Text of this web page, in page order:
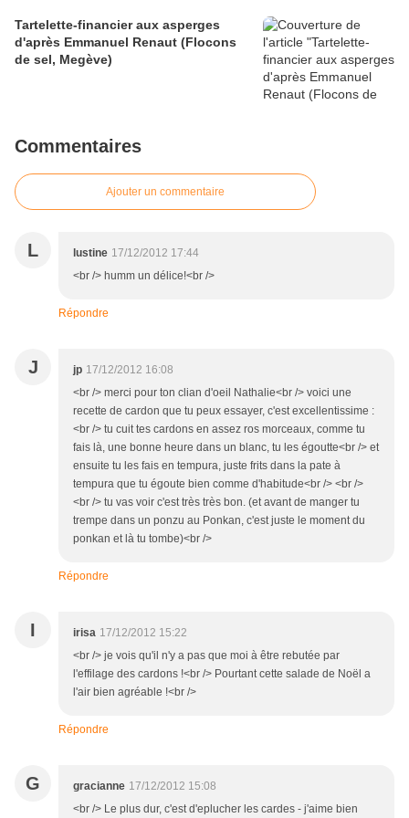
Tartelette-financier aux asperges
d'après Emmanuel Renaut (Flocons
de sel, Megève)
Commentaires
Ajouter un commentaire
L lustine 17/12/2012 17:44
<br /> humm un délice!<br />
Répondre
J jp 17/12/2012 16:08
<br /> merci pour ton clian d'oeil Nathalie<br /> voici une
recette de cardon que tu peux essayer, c'est excellentissime :
<br /> tu cuit tes cardons en assez ros morceaux, comme tu
fais là, une bonne heure dans un blanc, tu les égoutte<br /> et
ensuite tu les fais en tempura, juste frits dans la pate à
tempura que tu égoute bien comme d'habitude<br /> <br />
<br /> tu vas voir c'est très très bon. (et avant de manger tu
trempe dans un ponzu au Ponkan, c'est juste le moment du
ponkan et là tu tombe)<br />
Répondre
I irisa 17/12/2012 15:22
<br /> je vois qu'il n'y a pas que moi à être rebutée par
l'effilage des cardons !<br /> Pourtant cette salade de Noël a
l'air bien agréable !<br />
Répondre
G gracianne 17/12/2012 15:08
<br /> Le plus dur, c'est d'eplucher les cardes - j'aime bien